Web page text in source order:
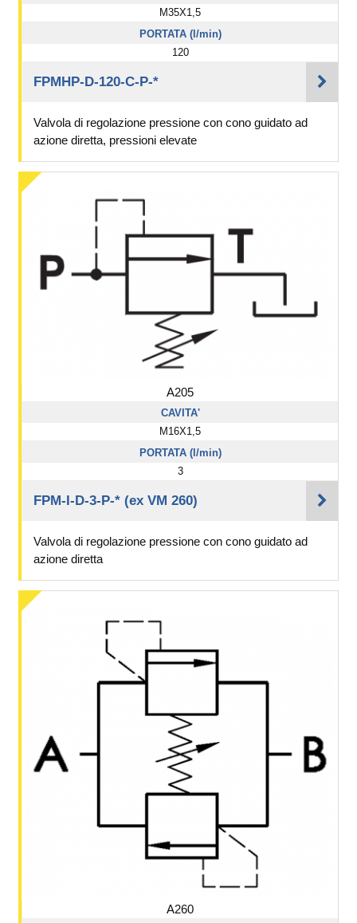
M35X1,5
PORTATA (l/min)
120
FPMHP-D-120-C-P-*
Valvola di regolazione pressione con cono guidato ad
azione diretta, pressioni elevate
A205
CAVITA'
M16X1,5
PORTATA (l/min)
3
FPM-I-D-3-P-* (ex VM 260)
Valvola di regolazione pressione con cono guidato ad
azione diretta
A260